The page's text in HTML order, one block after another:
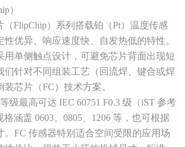
）
（FlipChip）系列搭载铂（Pt）温度传感
性优异、响应速度快、自发热低的特性。
用单侧触点设计，可避免芯片背面出现短
们针对不同组装工艺（回流焊、键合或焊
芯片（FC）技术方案。
级最高可达 IEC 60751 F0.3 级（iST 参考
涵盖 0603、0805、1206 等，也可根据
。FC 传感器特别适合空间受限的应用场